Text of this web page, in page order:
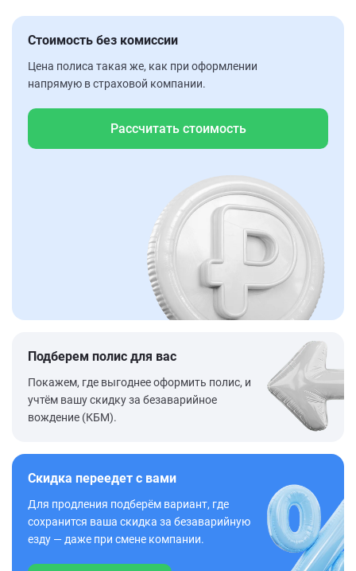
Стоимость без комиссии
Цена полиса такая же, как при оформлении
напрямую в страховой компании.
Рассчитать стоимость
Подберем полис для вас
Покажем, где выгоднее оформить полис, и
учтём вашу скидку за безаварийное
вождение (КБМ).
Скидка переедет с вами
Для продления подберём вариант, где
сохранится ваша скидка за безаварийную
езду — даже при смене компании.